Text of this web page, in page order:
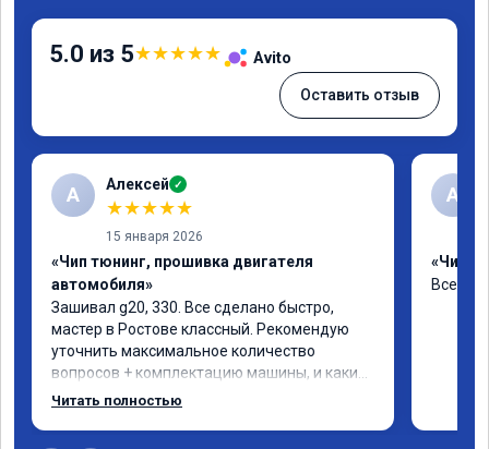
5.0 из 5★★★★★ Avito
Оставить отзыв
А Алексей ✓
★★★★★
15 января 2026
«Чип тюнинг, прошивка двигателя
автомобиля»
Зашивал g20, 330. Все сделано быстро,
мастер в Ростове классный. Рекомендую
уточнить максимальное количество
вопросов + комплектацию машины, и какие
допы ставить(карты, ограничитель
Читать полностью
А
«Чип
Все